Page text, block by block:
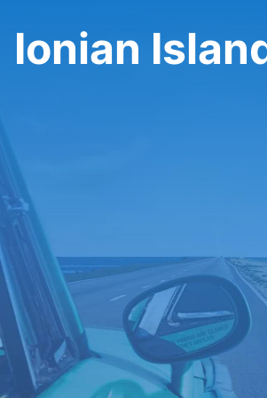
Ionian